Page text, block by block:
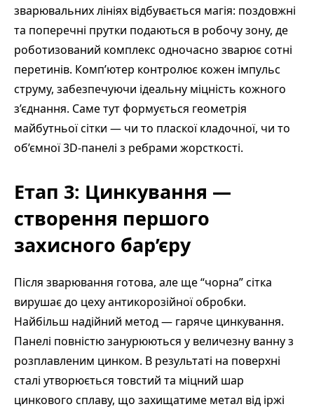
зварювальних лініях відбувається магія: поздовжні
та поперечні прутки подаються в робочу зону, де
роботизований комплекс одночасно зварює сотні
перетинів. Комп’ютер контролює кожен імпульс
струму, забезпечуючи ідеальну міцність кожного
з’єднання. Саме тут формується геометрія
майбутньої сітки — чи то пласкої кладочної, чи то
об’ємної 3D-панелі з ребрами жорсткості.
Етап 3: Цинкування —
створення першого
захисного бар’єру
Після зварювання готова, але ще “чорна” сітка
вирушає до цеху антикорозійної обробки.
Найбільш надійний метод — гаряче цинкування.
Панелі повністю занурюються у величезну ванну з
розплавленим цинком. В результаті на поверхні
сталі утворюється товстий та міцний шар
цинкового сплаву, що захищатиме метал від іржі